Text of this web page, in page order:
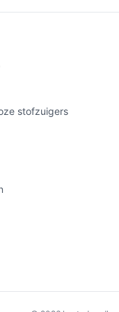
je is.
voor de
opvangbakken;
te houden;
met veel
dit naast Pa om te
je meerdere rondes
en hoe vaak legen en
/ dagelijks gebruik?
stofzuigers